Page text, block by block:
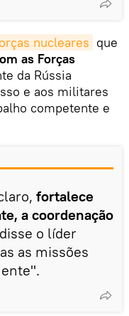
nucleares que
as Forças
da Rússia
e aos militares
competente e
fortalece
a coordenação
o líder
as missões